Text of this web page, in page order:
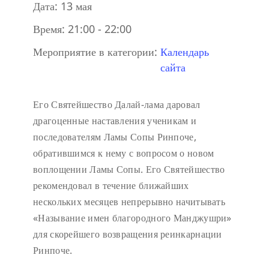
Дата: 13 мая
Время: 21:00 - 22:00
Мероприятие в категории: Календарь
сайта
Его Святейшество Далай-лама даровал
драгоценные наставления ученикам и
последователям Ламы Сопы Ринпоче,
обратившимся к нему с вопросом о новом
воплощении Ламы Сопы. Его Святейшество
рекомендовал в течение ближайших
нескольких месяцев непрерывно начитывать
«Называние имен благородного Манджушри»
для скорейшего возвращения реинкарнации
Ринпоче.